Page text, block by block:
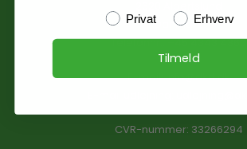
Danmark
Telefonnr.:+45 4343 4360
E-mail:info@dkrt.dk
CVR-nummer: 33266294
Kundetype
Privat Erhverv
Tilmeld